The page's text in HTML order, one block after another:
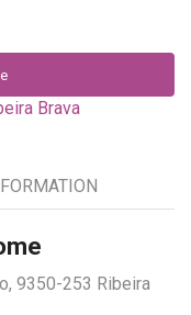
Brava
9350-253 Ribeira